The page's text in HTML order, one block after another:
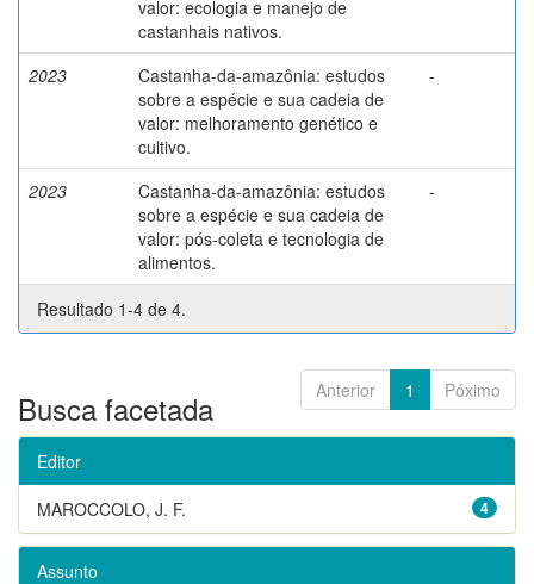
valor: ecologia e manejo de
castanhais nativos.
2023
Castanha-da-amazônia: estudos
sobre a espécie e sua cadeia de
valor: melhoramento genético e
cultivo.
-
2023
Castanha-da-amazônia: estudos
sobre a espécie e sua cadeia de
valor: pós-coleta e tecnologia de
alimentos.
-
Resultado 1-4 de 4.
Anterior 1 Póximo
Busca facetada
Editor
4
MAROCCOLO, J. F.
Assunto